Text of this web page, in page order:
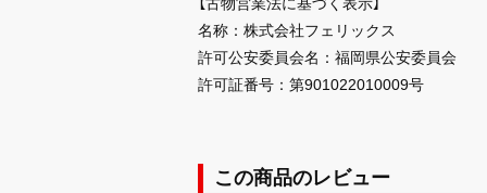
名称：株式会社フェリックス
許可公安委員会名：福岡県公安委員会
許可証番号：第901022010009号
この商品のレビュー